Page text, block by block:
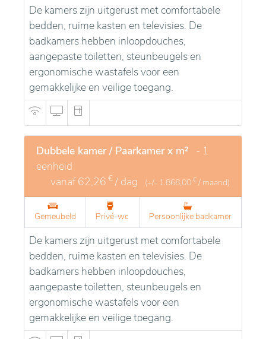
gemeenschappelijke ruimtes, zoals een tuin, een
ontspanningsruimte en recreatiezones, waardoor de
bewoners volop kunnen genieten van hun vrije tijd.
De gepersonaliseerde diensten en het toegewijde
personeel zorgen voor een zorg op maat voor
iedereen.
De kamers zijn uitgerust met comfortabele
bedden, ruime kasten en televisies. De
badkamers hebben inloopdouches,
aangepaste toiletten, steunbeugels en
ergonomische wastafels voor een
gemakkelijke en veilige toegang.
Dubbele kamer / Paarkamer x m² - 1
eenheid
vanaf62,26 € / dag (+/- 1.868,00 € / maand)
Gemeubeld Privé-wc Persoonlijke badkamer
De kamers zijn uitgerust met comfortabele
bedden, ruime kasten en televisies. De
badkamers hebben inloopdouches,
aangepaste toiletten, steunbeugels en
ergonomische wastafels voor een
gemakkelijke en veilige toegang.